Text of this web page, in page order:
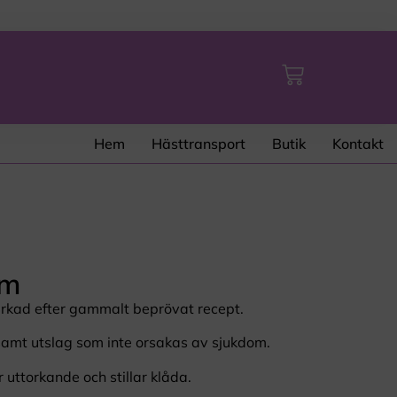
Hem Hästtransport Butik Kontakt
efter gammalt beprövat recept.
utslag som inte orsakas av sjukdom.
och stillar klåda.